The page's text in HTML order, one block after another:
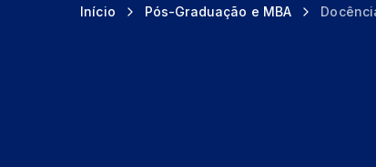
Início Pós-Graduação e MBA